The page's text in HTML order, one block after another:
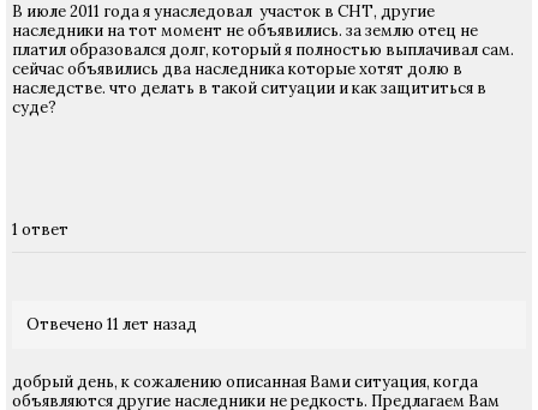
В июле 2011 года я унаследовал участок в СНТ, другие
наследники на тот момент не объявились. за землю отец не
платил образовался долг, который я полностью выплачивал сам.
сейчас объявились два наследника которые хотят долю в
наследстве. что делать в такой ситуации и как защититься в
суде?
1 ответ
Отвечено 11 лет назад
добрый день, к сожалению описанная Вами ситуация, когда
объявляются другие наследники не редкость. Предлагаем Вам